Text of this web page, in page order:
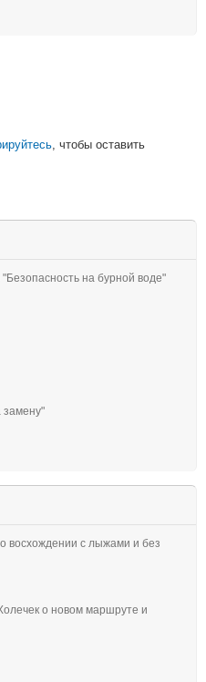
, чтобы оставить
на бурной воде"
замену"
восхождении с лыжами и без
о новом маршруте и